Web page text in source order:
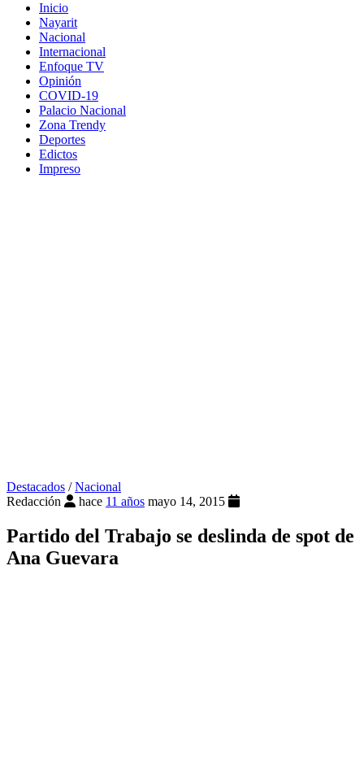
Inicio
Nayarit
Nacional
Internacional
Enfoque TV
Opinión
COVID-19
Palacio Nacional
Zona Trendy
Deportes
Edictos
Impreso
Destacados /Nacional
Redacción
hace 11 años mayo 14, 2015
Partido del Trabajo se deslinda de spot de
Ana Guevara